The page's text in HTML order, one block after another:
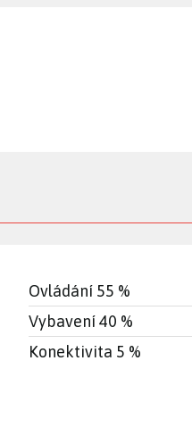
Ovládání 55 %
Vybavení 40 %
Konektivita 5 %